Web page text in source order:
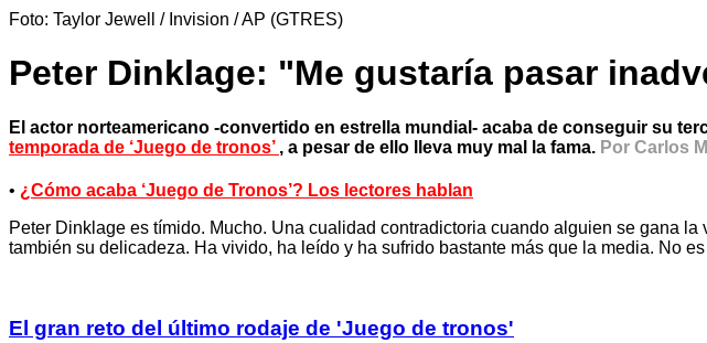
Foto: Taylor Jewell / Invision / AP (GTRES)
Peter Dinklage: "Me gustaría pasar
El actor norteamericano -convertido en estrella mundial- acaba de conseguir su
temporada de ‘Juego de tronos’ , a pesar de ello lleva muy mal la fama. Por Carlos
• ¿Cómo acaba ‘Juego de Tronos’? Los lectores hablan
Peter Dinklage es tímido. Mucho. Una cualidad contradictoria cuando alguien se gana
también su delicadeza. Ha vivido, ha leído y ha sufrido bastante más que la media. No
El gran reto del último rodaje de 'Juego de tronos'